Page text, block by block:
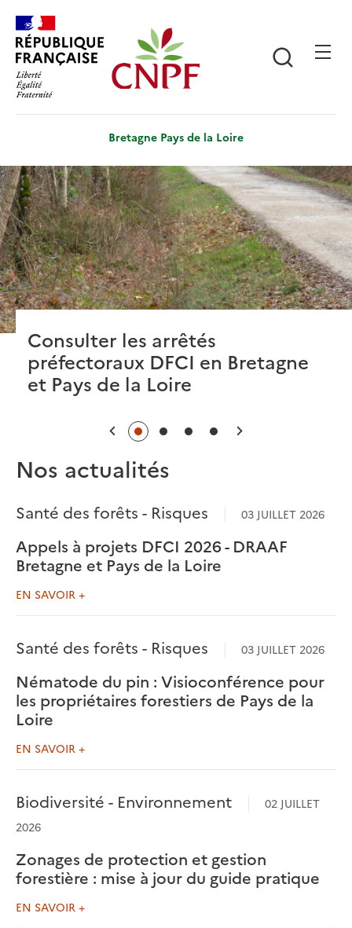
contenu
principal
Bretagne Pays de la Loire
Consulter les arrêtés
préfectoraux DFCI en Bretagne
et Pays de la Loire
Nos actualités
Santé des forêts - Risques 03 JUILLET 2026
Appels à projets DFCI 2026 - DRAAF
Bretagne et Pays de la Loire
EN SAVOIR +
Santé des forêts - Risques 03 JUILLET 2026
Nématode du pin : Visioconférence pour
les propriétaires forestiers de Pays de la
Loire
EN SAVOIR +
Biodiversité - Environnement
02 JUILLET
2026
Zonages de protection et gestion
forestière : mise à jour du guide pratique
EN SAVOIR +